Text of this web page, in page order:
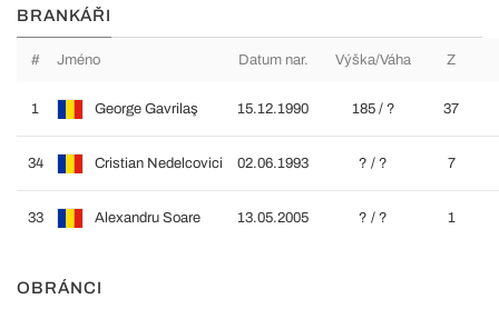
BRANKÁŘI
# Jméno Datum nar. Výška/Váha Z
1 George Gavrilaş 15.12.1990 185 / ? 37
34 Cristian Nedelcovici 02.06.1993 ? / ? 7
33 Alexandru Soare 13.05.2005 ? / ? 1
OBRÁNCI